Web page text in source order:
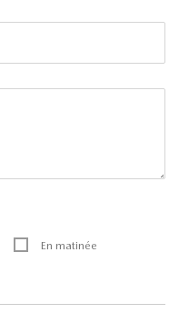
En matinée